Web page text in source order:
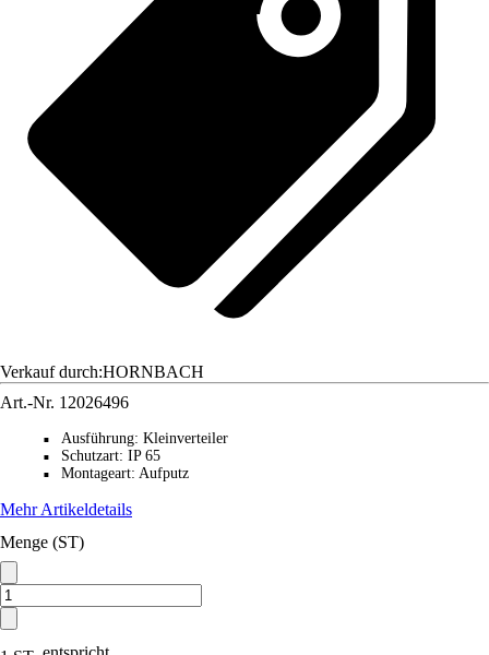
Verkauf durch:HORNBACH
Art.-Nr. 12026496
■ Ausführung: Kleinverteiler
■ Schutzart: IP 65
■ Montageart: Aufputz
Mehr Artikeldetails
Menge (ST)